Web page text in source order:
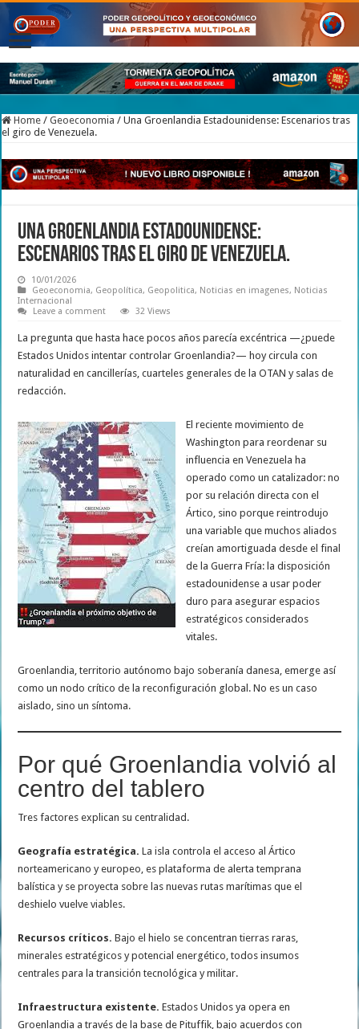
Home / Geoeconomia / Una Groenlandia Estadounidense: Escenarios tras
el giro de Venezuela.
Una Groenlandia Estadounidense:
Escenarios tras el giro de Venezuela.
10/01/2026
Geoeconomia, Geopolítica, Geopolitica, Noticias en imagenes, Noticias
Internacional
Leave a comment
32 Views
La pregunta que hasta hace pocos años parecía excéntrica —¿puede
Estados Unidos intentar controlar Groenlandia?— hoy circula con
naturalidad en cancillerías, cuarteles generales de la OTAN y salas de
redacción.
El reciente movimiento de
Washington para reordenar su
influencia en Venezuela ha
operado como un catalizador: no
por su relación directa con el
Ártico, sino porque reintrodujo
una variable que muchos aliados
creían amortiguada desde el final
de la Guerra Fría: la disposición
estadounidense a usar poder
duro para asegurar espacios
estratégicos considerados
vitales.
Groenlandia, territorio autónomo bajo soberanía danesa, emerge así
como un nodo crítico de la reconfiguración global. No es un caso
aislado, sino un síntoma.
Por qué Groenlandia volvió al
centro del tablero
Tres factores explican su centralidad.
Geografía estratégica. La isla controla el acceso al Ártico
norteamericano y europeo, es plataforma de alerta temprana
balística y se proyecta sobre las nuevas rutas marítimas que el
deshielo vuelve viables.
Recursos críticos. Bajo el hielo se concentran tierras raras,
minerales estratégicos y potencial energético, todos insumos
centrales para la transición tecnológica y militar.
Infraestructura existente. Estados Unidos ya opera en
Groenlandia a través de la base de Pituffik, bajo acuerdos con